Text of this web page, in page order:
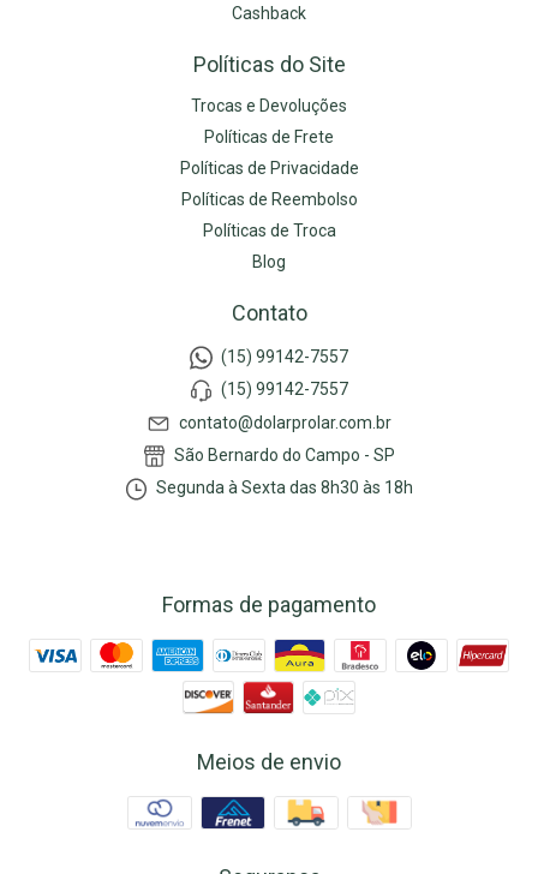
Cashback
Políticas do Site
Trocas e Devoluções
Políticas de Frete
Políticas de Privacidade
Políticas de Reembolso
Políticas de Troca
Blog
Contato
(15) 99142-7557
(15) 99142-7557
contato@dolarprolar.com.br
São Bernardo do Campo - SP
Segunda à Sexta das 8h30 às 18h
Formas de pagamento
Meios de envio